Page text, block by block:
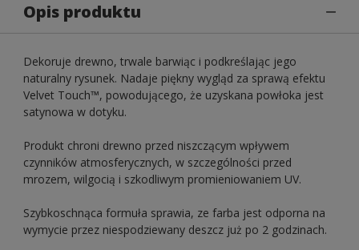
Opis produktu
Dekoruje drewno, trwale barwiąc i podkreślając jego
naturalny rysunek. Nadaje piękny wygląd za sprawą efektu
Velvet Touch™, powodującego, że uzyskana powłoka jest
satynowa w dotyku.
Produkt chroni drewno przed niszczącym wpływem
czynników atmosferycznych, w szczególności przed
mrozem, wilgocią i szkodliwym promieniowaniem UV.
Szybkoschnąca formuła sprawia, ze farba jest odporna na
wymycie przez niespodziewany deszcz już po 2 godzinach.